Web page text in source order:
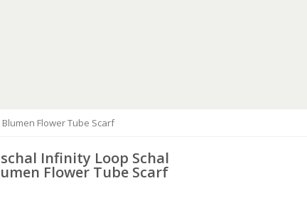
Flower Tube Scarf
Infinity Loop Schal
Flower Tube Scarf